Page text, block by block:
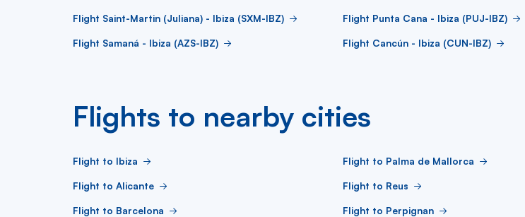
Flight Saint-Martin (Juliana) - Ibiza (SXM-IBZ) Flight Punta Cana - Ibiza (PUJ-IBZ)
Flight Samaná - Ibiza (AZS-IBZ) Flight Cancún - Ibiza (CUN-IBZ)
Flights to nearby cities
Flight to Ibiza Flight to Palma de Mallorca
Flight to Alicante Flight to Reus
Flight to Barcelona Flight to Perpignan